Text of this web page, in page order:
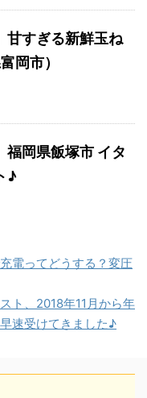
甘すぎる新鮮玉ね
岡市）
福岡県飯塚市 イタ
♪
電ってどうする？変圧
ト、2018年11月から年
速受けてきました♪